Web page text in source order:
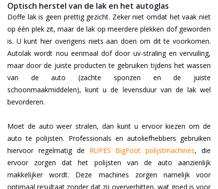
Optisch herstel van de lak en het autoglas
Doffe lak is geen prettig gezicht. Zeker niet omdat het vaak niet
op één plek zit, maar de lak op meerdere plekken dof geworden
is. U kunt hier overigens niets aan doen om dit te voorkomen.
Autolak wordt nou eenmaal dof door uv-straling en vervuiling,
maar door de juiste producten te gebruiken tijdens het wassen
van de auto (zachte sponzen en de juiste
schoonmaakmiddelen), kunt u de levensduur van de lak wel
bevorderen.
Moet de auto weer stralen, dan kunt u ervoor kiezen om de
auto te polijsten. Professionals en autoliefhebbers gebruiken
hiervoor regelmatig de RUPES BigFoot polijstmachines, die
ervoor zorgen dat het polijsten van de auto aanzienlijk
makkelijker wordt. Deze machines zorgen namelijk voor
optimaal resultaat zonder dat zij oververhitten, wat goed is voor